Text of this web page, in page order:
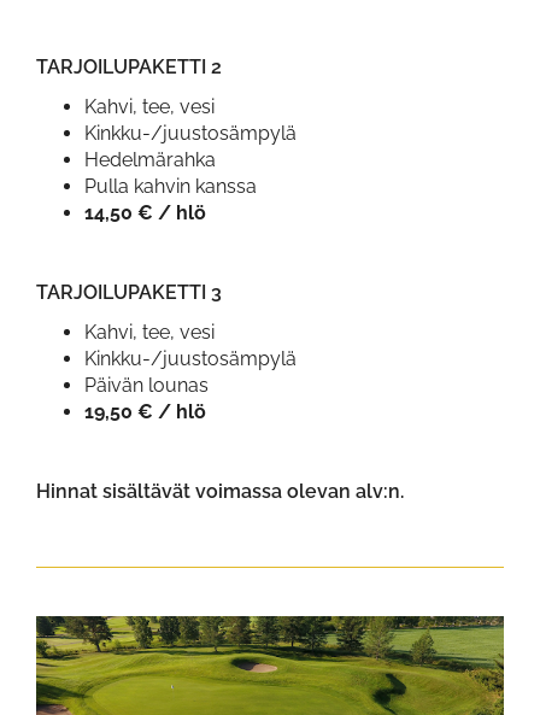
TARJOILUPAKETTI 2
Kahvi, tee, vesi
Kinkku-/juustosämpylä
Hedelmärahka
Pulla kahvin kanssa
14,50 € / hlö
TARJOILUPAKETTI 3
Kahvi, tee, vesi
Kinkku-/juustosämpylä
Päivän lounas
19,50 € / hlö
Hinnat sisältävät voimassa olevan alv:n.​​​​​​​